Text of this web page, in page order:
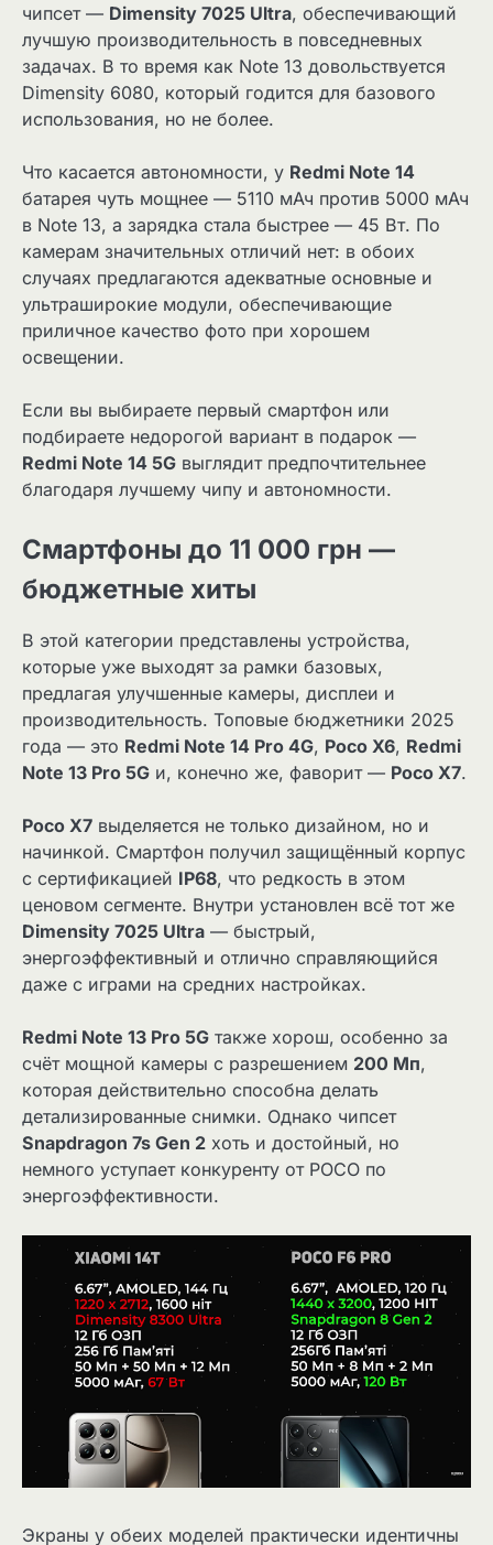
чипсет — Dimensity 7025 Ultra, обеспечивающий
лучшую производительность в повседневных
задачах. В то время как Note 13 довольствуется
Dimensity 6080, который годится для базового
использования, но не более.
Что касается автономности, у Redmi Note 14
батарея чуть мощнее — 5110 мАч против 5000 мАч
в Note 13, а зарядка стала быстрее — 45 Вт. По
камерам значительных отличий нет: в обоих
случаях предлагаются адекватные основные и
ультраширокие модули, обеспечивающие
приличное качество фото при хорошем
освещении.
Если вы выбираете первый смартфон или
подбираете недорогой вариант в подарок —
Redmi Note 14 5G выглядит предпочтительнее
благодаря лучшему чипу и автономности.
Смартфоны до 11 000 грн —
бюджетные хиты
В этой категории представлены устройства,
которые уже выходят за рамки базовых,
предлагая улучшенные камеры, дисплеи и
производительность. Топовые бюджетники 2025
года — это Redmi Note 14 Pro 4G, Poco X6, Redmi
Note 13 Pro 5G и, конечно же, фаворит — Poco X7.
Poco X7 выделяется не только дизайном, но и
начинкой. Смартфон получил защищённый корпус
с сертификацией IP68, что редкость в этом
ценовом сегменте. Внутри установлен всё тот же
Dimensity 7025 Ultra — быстрый,
энергоэффективный и отлично справляющийся
даже с играми на средних настройках.
Redmi Note 13 Pro 5G также хорош, особенно за
счёт мощной камеры с разрешением 200 Мп,
которая действительно способна делать
детализированные снимки. Однако чипсет
Snapdragon 7s Gen 2 хоть и достойный, но
немного уступает конкуренту от POCO по
энергоэффективности.
Экраны у обеих моделей практически идентичны